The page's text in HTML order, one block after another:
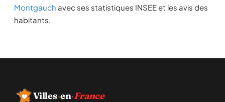
Montgauch avec ses statistiques INSEE et les avis des
habitants.
Villes·en·France